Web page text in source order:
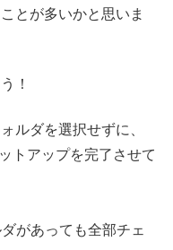
とが多いかと思いま
！
ルダを選択せずに、
トアップを完了させて
があっても全部チェ